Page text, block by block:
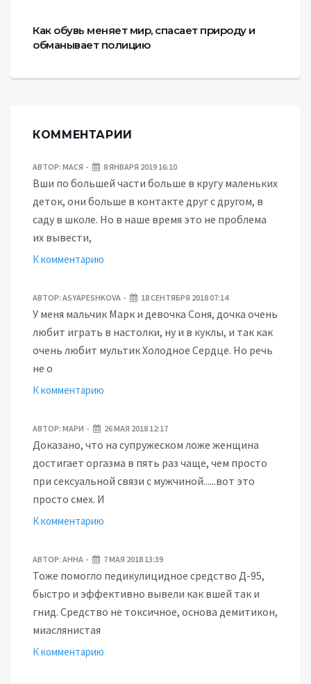
Как обувь меняет мир, спасает природу и
обманывает полицию
КОММЕНТАРИИ
АВТОР: МАСЯ 8 ЯНВАРЯ 2019 16:10
Вши по большей части больше в кругу маленьких
деток, они больше в контакте друг с другом, в
саду в школе. Но в наше время это не проблема
их вывести,
К комментарию
АВТОР: ASYAPESHKOVA 18 СЕНТЯБРЯ 2018 07:14
У меня мальчик Марк и девочка Соня, дочка очень
любит играть в настолки, ну и в куклы, и так как
очень любит мультик Холодное Сердце. Но речь
не о
К комментарию
АВТОР: МАРИ 26 МАЯ 2018 12:17
Доказано, что на супружеском ложе женщина
достигает оргазма в пять раз чаще, чем просто
при сексуальной связи с мужчиной......вот это
просто смех. И
К комментарию
АВТОР: АННА 7 МАЯ 2018 13:39
Тоже помогло педикулицидное средство Д-95,
быстро и эффективно вывели как вшей так и
гнид. Средство не токсичное, основа демитикон,
миаслянистая
К комментарию